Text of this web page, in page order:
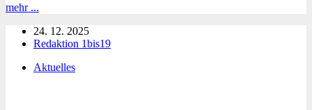
mehr ...
sich
Deutschland
24. 12. 2025
Redaktion 1bis19
Aktuelles